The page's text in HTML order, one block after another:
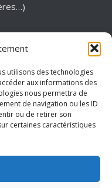
utilisons des technologies
aux informations des
nous permettra de
de navigation ou les ID
ou de retirer son
certaines caractéristiques
informatique,
virtualisation, cloud
notre réactivité, nous
géographique de